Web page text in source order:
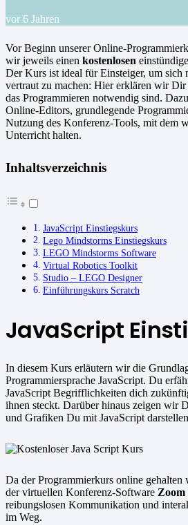
vor 6 Jahren
Vor Beginn unserer Online-
wir jeweils einen kostenlosen
Der Kurs ist ideal für Einsteiger, um sich
vertraut zu machen: Hier erklären wir
das Programmieren notwendig sind.
Online-Editors, grundlegende
Nutzung des Konferenz-Tools, mit dem
Unterricht halten.
Inhaltsverzeichnis
JavaScript Einstiegskurs
Lego Mindstorms Einstiegskurs
LEGO Mindstorms Software
Virtual Robotics Toolkit
Studio – LEGO Designer
Einführungskurs Scratch
JavaScript
In diesem Kurs erläutern wir die
Programmiersprache JavaScript. Du
JavaScript Begrifflichkeiten dich
ihnen steckt. Darüber hinaus zeigen wir
und Grafiken Du mit JavaScript
Da der Programmierkurs online
der virtuellen Konferenz-Software Zoom
reibungslosen Kommunikation und
im Weg.